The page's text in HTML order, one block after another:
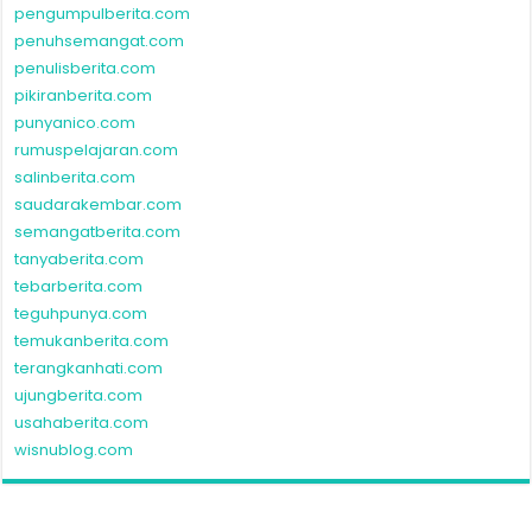
pengumpulberita.com
penuhsemangat.com
penulisberita.com
pikiranberita.com
punyanico.com
rumuspelajaran.com
salinberita.com
saudarakembar.com
semangatberita.com
tanyaberita.com
tebarberita.com
teguhpunya.com
temukanberita.com
terangkanhati.com
ujungberita.com
usahaberita.com
wisnublog.com